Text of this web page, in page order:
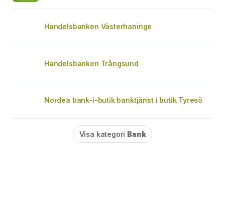
Handelsbanken Västerhaninge
Handelsbanken Trångsund
Nordea bank-i-butik banktjänst i butik Tyresö
Visa kategori Bank